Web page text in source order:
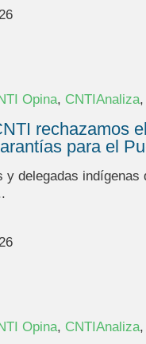
Opina, CNTIAnaliza,
rechazamos
para el
y delegadas
Opina, CNTIAnaliza,